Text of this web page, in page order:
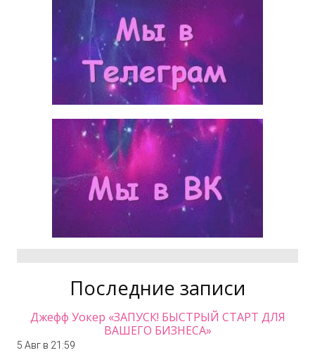
Последние записи
Джефф Уокер «ЗАПУСК! БЫСТРЫЙ СТАРТ ДЛЯ
ВАШЕГО БИЗНЕСА»
5 Авг в 21:59